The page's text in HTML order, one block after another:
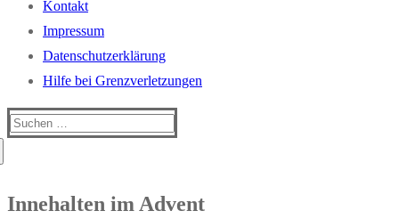
Kontakt
Impressum
Datenschutzerklärung
Hilfe bei Grenzverletzungen
Suchen
Innehalten im Advent